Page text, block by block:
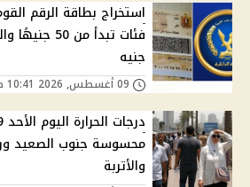
جنيه
محسوسة جنوب الصعيد
والأتربة